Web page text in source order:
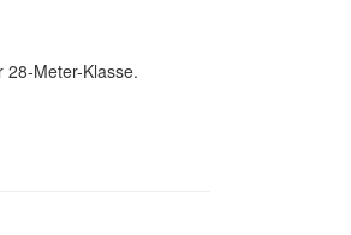
28-Meter-Klasse.